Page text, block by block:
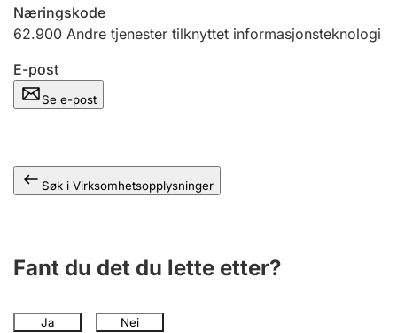
Næringskode
62.900 Andre tjenester tilknyttet informasjonsteknologi
E-post
Se e-post
Søk i Virksomhetsopplysninger
Fant du det du lette etter?
Ja Nei